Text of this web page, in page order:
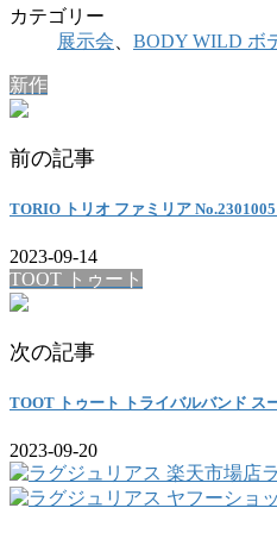
カテゴリー
展示会
BODY WILD ボ
新作
前の記事
TORIO トリオ ファミリア
2023-09-14
TOOT トゥート
次の記事
TOOT トゥート トライバルバンド ス
2023-09-20